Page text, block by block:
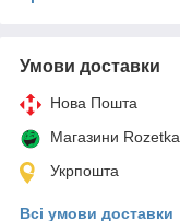
Умови доставки
Нова Пошта
Магазини Rozetka
Укрпошта
Всі умови доставки